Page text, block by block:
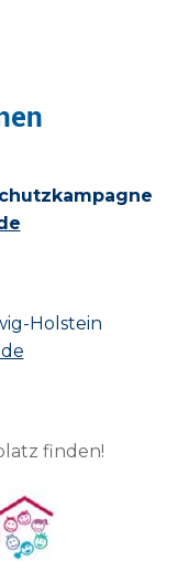
Holstein
finden!